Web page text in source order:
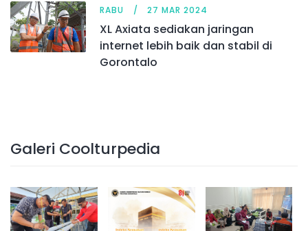
RABU 27 MAR 2024
XL Axiata sediakan jaringan
internet lebih baik dan stabil di
Gorontalo
Galeri Coolturpedia